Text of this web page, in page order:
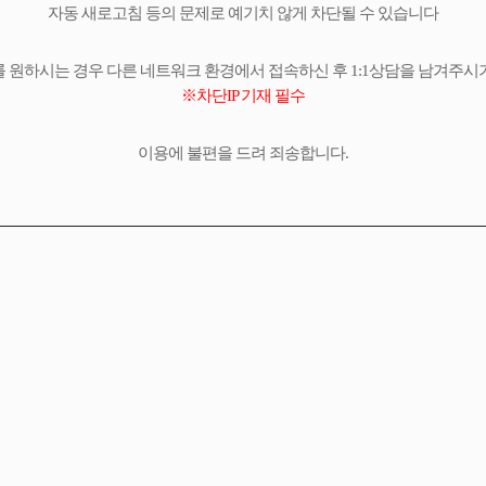
자동 새로고침 등의 문제로 예기치 않게 차단될 수 있습니다
원하시는 경우 다른 네트워크 환경에서 접속하신 후 1:1상담을 남겨주시
※차단IP 기재 필수
이용에 불편을 드려 죄송합니다.